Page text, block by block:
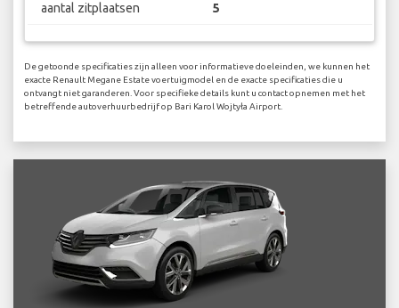
aantal zitplaatsen 5
De getoonde specificaties zijn alleen voor informatieve doeleinden, we kunnen het
exacte Renault Megane Estate voertuigmodel en de exacte specificaties die u
ontvangt niet garanderen. Voor specifieke details kunt u contact opnemen met het
betreffende autoverhuurbedrijf op Bari Karol Wojtyła Airport.